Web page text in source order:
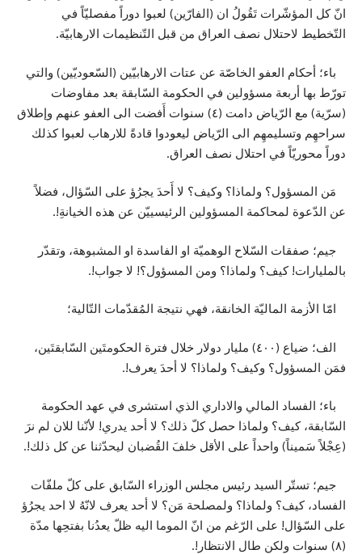
انّ كل المؤشّرات تَقُولُ ان (الفارّين) لعبوا دوراً مفصليّاً في
التّخطيط لاحتلال نصف العراق من قبل التّنظيمات الارهابيّة.
باء؛ أحكام العفو الخاصّة عن عتات الارهابيّين (السّعوديّين) والتي
تورّط بها أربعة مسؤولين في الحكومة السّابقة بعد مفاوضات
(سرّية) مع الرّياض دامت (٤) سنوات أَفضت الى العفو عنهم وإطلاق
سراحهِم وتسليمهِم الى الرّياض ليعودوا قادةً للارهاب لعبوا كذلك
دوراً محوريّاً في احتلال نصف العراق.
مَن المسؤول؟ ولماذا؟ وكيف؟ لا أَحدَ يجرُؤ على السّؤال، فضلاً
عن الدّعوة لمحاكمة المسؤولين الرئيسييّن عن هذه الخيانةِ!.
جيم؛ صفقات السّلاح الوهميّة او الفاسدة او المشبوهة، وتقدّر
بالمليارات! كيف؟ ولماذا؟ ومن المسؤول؟! لا جواب!.
امّا الأزمة الماليّة الخانقة، فهي نتيجة المُقدّمات التّالية؛
الف؛ ضياع (٤٠٠) مليار دولار خلال فترة الحكومتَين السّابقتَين،
فمَن المسؤول؟ وكيف؟ ولماذا؟ لا أحدَ يعرف!.
باء؛ الفساد المالي والاداري الذي استشرى في عهد الحكومة
السّابقة، كيف؟ ولماذا حصل كلّ ذلك؟ لا أحد يدري! لأنّنا للان لم نرَ
(عِجْلاً سَميناً) واحداً على الأقل خلفَ القُضبان ليحدّثنا عن كل ذلك!.
جيم؛ تستّر السيد رئيس مجلس الوزراء السّابق على كلّ ملفّات
الفساد، كيف؟ ولماذا؟ ولمصلحة مَن؟ لا أحد يعرف لانّهُ لا احد يجرُؤ
على السّؤال! على الرّغم من انّ الموما اليه ظلّ يعدُنا بفتحِها مدّة
(٨) سنوات ولكن طال الانتظار!.